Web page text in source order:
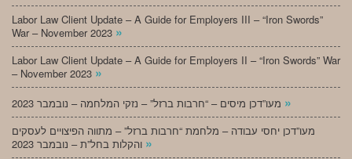
Labor Law Client Update – A Guide for Employers III – “Iron Swords”
War – November 2023 »
Labor Law Client Update – A Guide for Employers II – “Iron Swords” War
– November 2023 »
»
מעו”דכן יחסי עבודה – מלחמת “חרבות ברזל” – מתווה הפיצויים לעסקים
»